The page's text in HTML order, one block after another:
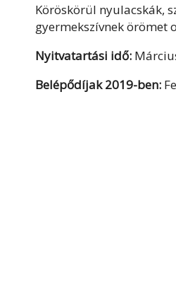
Köröskörül nyulacskák,
gyermekszívnek örömet
Nyitvatartási idő:
Belépődíjak 2019-ben: